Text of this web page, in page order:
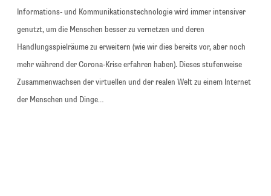
Informations- und Kommunikationstechnologie wird immer intensiver
genutzt, um die Menschen besser zu vernetzen und deren
Handlungsspielräume zu erweitern (wie wir dies bereits vor, aber noch
mehr während der Corona-Krise erfahren haben). Dieses stufenweise
Zusammenwachsen der virtuellen und der realen Welt zu einem Internet
der Menschen und Dinge…